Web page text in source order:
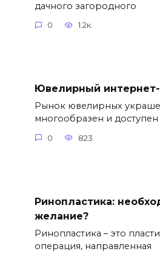
дачного загородного
0 1.2к.
Ювелирный интернет-
Рынок ювелирных
многообразен и доступен
0 823
Ринопластика:
желание?
Ринопластика – это
операция, направленная